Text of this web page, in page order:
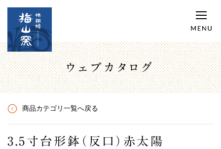
ウェブカタログ
商品カテゴリ一覧へ戻る
3.5寸台形鉢（反口）赤太陽